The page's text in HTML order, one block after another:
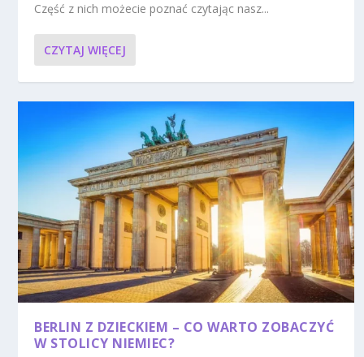
Część z nich możecie poznać czytając nasz...
CZYTAJ WIĘCEJ
BERLIN Z DZIECKIEM – CO WARTO ZOBACZYĆ
W STOLICY NIEMIEC?